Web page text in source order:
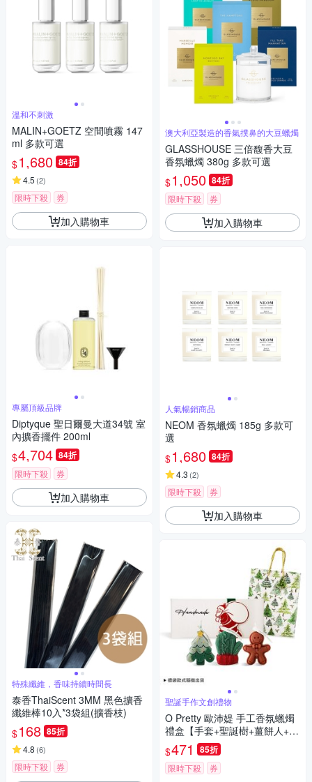
溫和不刺激
MALIN+GOETZ 空間噴霧 147
ml 多款可選
$1,680 84折
4.5 (2)
限時下殺 券
加入購物車
專屬頂級品牌
Diptyque 聖日爾曼大道34號 室
內擴香擺件 200ml
$4,704 84折
限時下殺 券
加入購物車
特殊纖維，香味持續時間長
泰香ThaiScent 3MM 黑色擴香
纖維棒10入*3袋組(擴香枝)
$168 85折
4.8 (6)
限時下殺 券
澳大利亞製造的香氣撲鼻的大豆蠟燭
GLASSHOUSE 三倍馥香大豆
香氛蠟燭 380g 多款可選
$1,050 84折
限時下殺 券
加入購物車
人氣暢銷商品
NEOM 香氛蠟燭 185g 多款可
選
$1,680 84折
4.3 (2)
限時下殺 券
加入購物車
聖誕手作文創禮物
O Pretty 歐沛媞 手工香氛蠟燭
禮盒【手套+聖誕樹+薑餅人+聖
誕燙金禮袋】-交換禮物人氣禮
物
$471 85折
限時下殺 券